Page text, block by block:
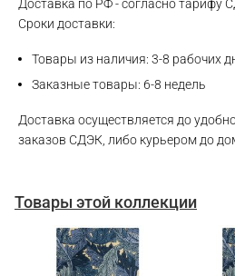
Доставка по РФ - согласно тарифу
Сроки доставки:
Товары из наличия: 3-8 рабочих
Заказные товары: 6-8 недель
Доставка осуществляется до
заказов СДЭК, либо курьером до
Товары этой коллекции
WhatsApp
Telegram